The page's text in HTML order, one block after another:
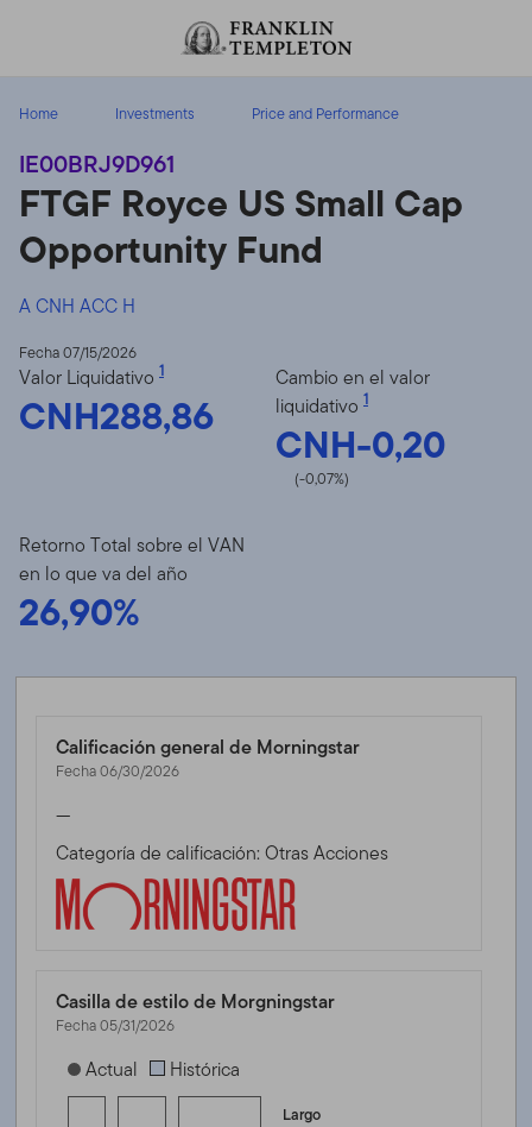
Home Investments Price and Performance
IE00BRJ9D961
FTGF Royce US Small Cap
Opportunity Fund
A CNH ACC H
Fecha 07/15/2026
Valor Liquidativo 1
CNH288,86
Cambio en el valor
liquidativo 1
CNH-0,20
(-0,07%)
Retorno Total sobre el VAN
en lo que va del año
26,90%
Calificación general de Morningstar
Fecha 06/30/2026
—
Categoría de calificación: Otras Acciones
Casilla de estilo de Morgningstar
Fecha 05/31/2026
[products.morningstar-stylebox-title-sr-equity]
Actual Histórica
Largo